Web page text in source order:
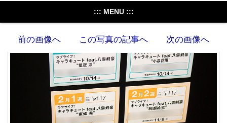
::: MENU :::
前の画像へ この写真の記事へ 次の画像へ